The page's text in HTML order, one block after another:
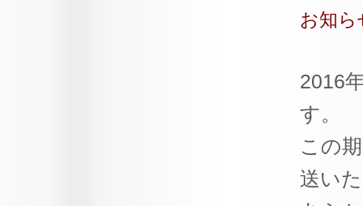
お知ら
2016
す。
この
送い